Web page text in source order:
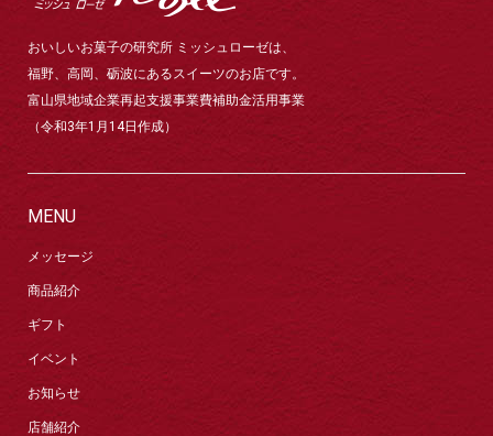
おいしいお菓子の研究所 ミッシュローゼは、
福野、高岡、砺波にあるスイーツのお店です。
富山県地域企業再起支援事業費補助金活用事業
（令和3年1月14日作成）
MENU
メッセージ
商品紹介
ギフト
イベント
お知らせ
店舗紹介